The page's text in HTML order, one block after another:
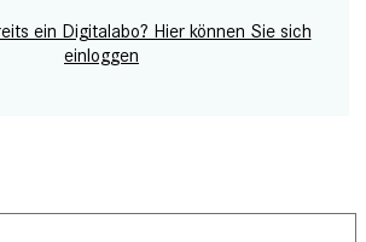
ein Digitalabo? Hier können Sie sich
einloggen